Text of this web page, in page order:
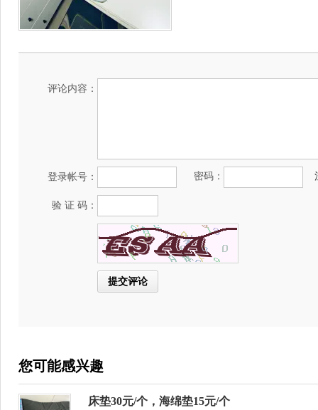
评论内容：
登录帐号： 密码：
验 证 码：
您可能感兴趣
床垫30元/个，海绵垫15元/个